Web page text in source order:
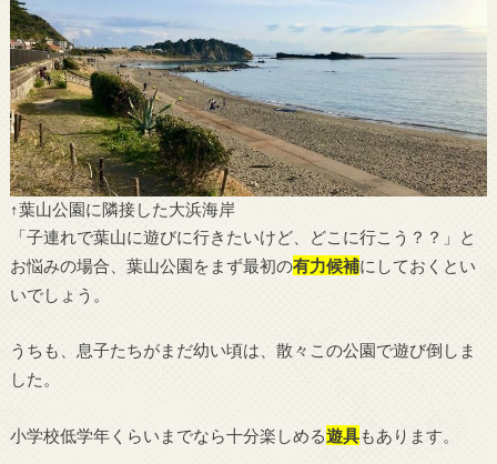
↑葉山公園に隣接した大浜海岸
「子連れで葉山に遊びに行きたいけど、どこに行こう？？」と
お悩みの場合、葉山公園をまず最初の有力候補にしておくとい
いでしょう。
うちも、息子たちがまだ幼い頃は、散々この公園で遊び倒しま
した。
小学校低学年くらいまでなら十分楽しめる遊具もあります。